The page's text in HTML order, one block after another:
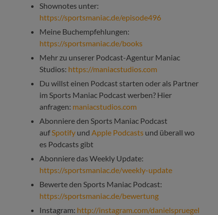
Shownotes unter:
https://sportsmaniac.de/episode496
Meine Buchempfehlungen:
https://sportsmaniac.de/books
Mehr zu unserer Podcast-Agentur Maniac
Studios: https://maniacstudios.com
Du willst einen Podcast starten oder als Partner
im Sports Maniac Podcast werben? Hier
anfragen: maniacstudios.com
Abonniere den Sports Maniac Podcast
auf Spotify und Apple Podcasts und überall wo
es Podcasts gibt
Abonniere das Weekly Update:
https://sportsmaniac.de/weekly-update
Bewerte den Sports Maniac Podcast:
https://sportsmaniac.de/bewertung
Instagram: http://instagram.com/danielspruegel